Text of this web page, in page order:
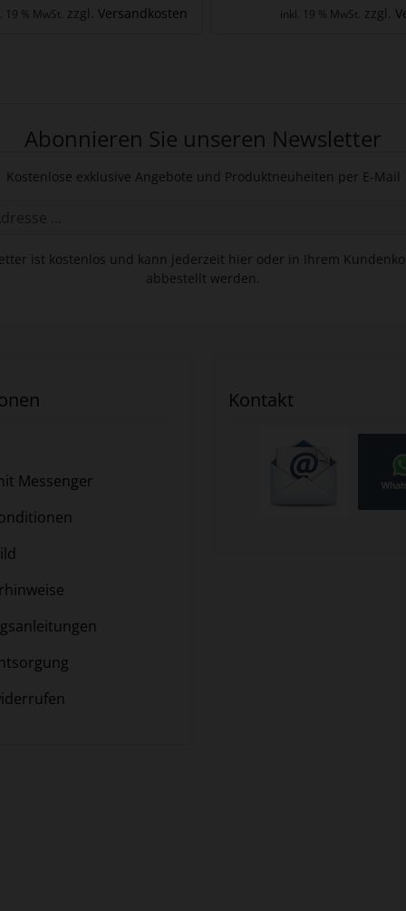
19 % MwSt. zzgl. Versandkosten inkl. 19 % MwSt. zzgl.
Abonnieren Sie unseren Newsletter
Kostenlose exklusive Angebote und Produktneuheiten per E-Mail
ist kostenlos und kann jederzeit hier oder in Ihrem
abbestellt werden.
Messenger
Kontakt